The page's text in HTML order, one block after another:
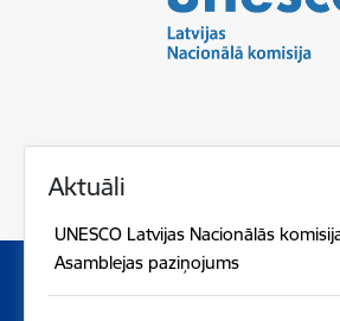
Aktuāli
UNESCO Latvijas Nacionālās
Asamblejas paziņojums